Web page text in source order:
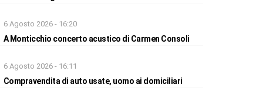
6 Agosto 2026 - 16:20
A Monticchio concerto acustico di Carmen Consoli
6 Agosto 2026 - 16:11
Compravendita di auto usate, uomo ai domiciliari